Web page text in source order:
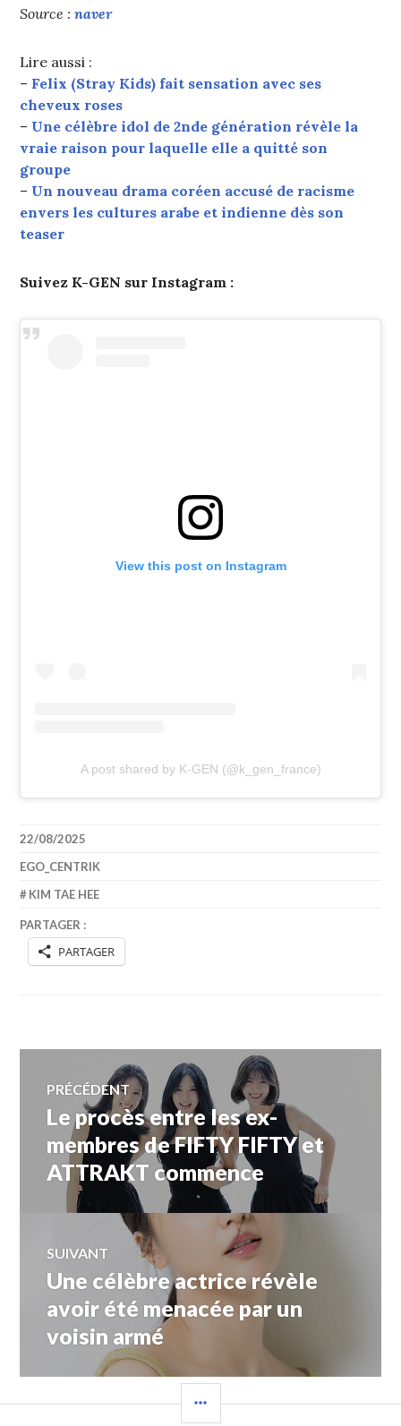
Source :naver
Lire aussi :
– Felix (Stray Kids) fait sensation avec ses
cheveux roses
– Une célèbre idol de 2nde génération révèle la
vraie raison pour laquelle elle a quitté son
groupe
– Un nouveau drama coréen accusé de racisme
envers les cultures arabe et indienne dès son
teaser
Suivez K-GEN sur Instagram :
View this post on Instagram
A post shared by K-GEN (@k_gen_france)
22/08/2025
EGO_CENTRIK
KIM TAE HEE
PARTAGER :
PARTAGER
Navigation
de
l’article
PRÉCÉDENT
Article
précédent :
Le procès entre les ex-
membres de FIFTY FIFTY et
ATTRAKT commence
SUIVANT
Article
Suivant:
Une célèbre actrice révèle
avoir été menacée par un
voisin armé